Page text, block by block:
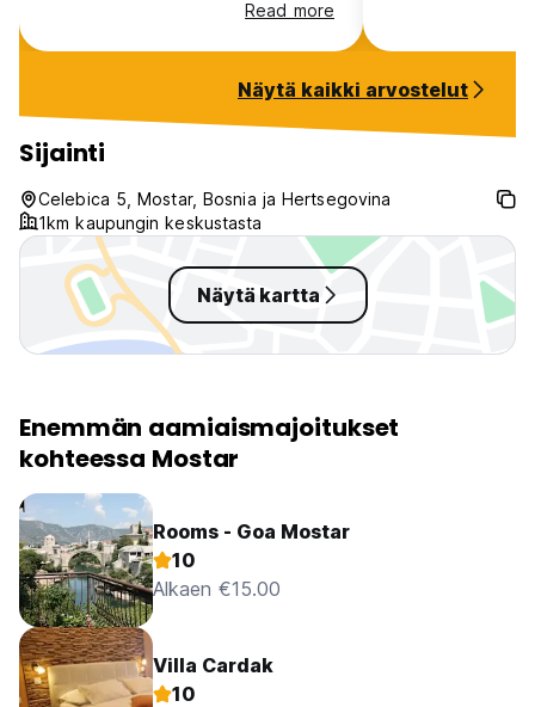
and host a brilliant Herzegovina
tour. Thanks!
Read more
clean and
Näytä kaikki arvostelut
Sijainti
Celebica 5, Mostar, Bosnia ja Hertsegovina
1km kaupungin keskustasta
Näytä kartta
Enemmän aamiaismajoitukset
kohteessa Mostar
Rooms - Goa Mostar
10
Alkaen €15.00
Villa Cardak
10